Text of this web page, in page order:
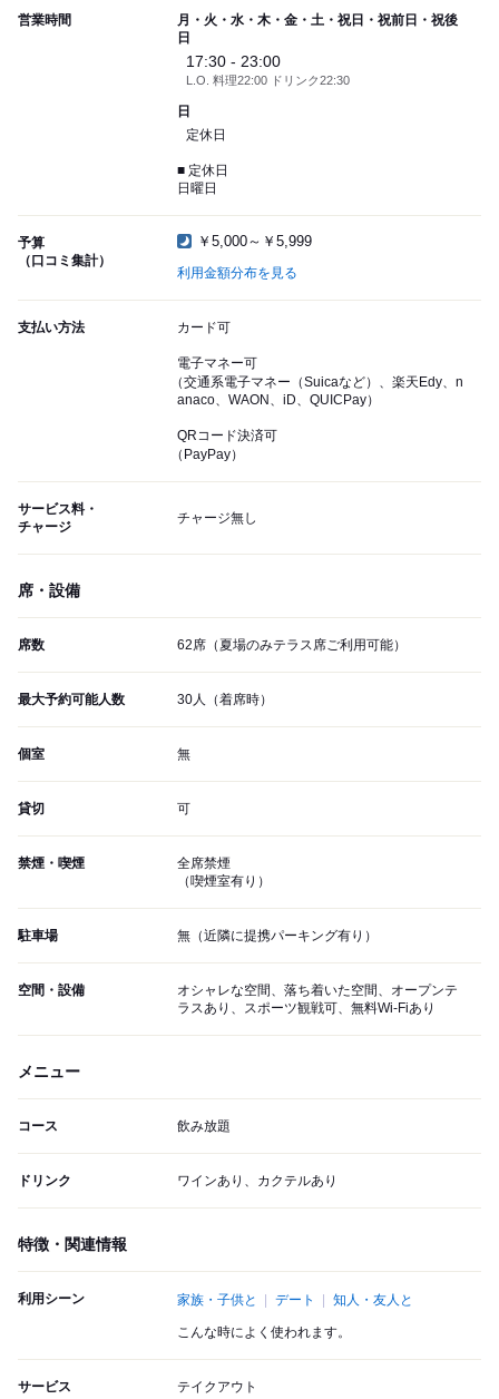
営業時間
月・火・水・木・金・土・祝日・祝前日・祝後
日
17:30 - 23:00
L.O. 料理22:00 ドリンク22:30
日
定休日
■ 定休日
日曜日
予算
（口コミ集計）
￥5,000～￥5,999
利用金額分布を見る
支払い方法 カード可
電子マネー可
（交通系電子マネー（Suicaなど）、楽天Edy、n
anaco、WAON、iD、QUICPay）
QRコード決済可
（PayPay）
サービス料・
チャージ
チャージ無し
席・設備
席数 62席（夏場のみテラス席ご利用可能）
最大予約可能人数 30人（着席時）
個室 無
貸切 可
禁煙・喫煙
全席禁煙
（喫煙室有り）
駐車場 無（近隣に提携パーキング有り）
空間・設備
オシャレな空間、落ち着いた空間、オープンテ
ラスあり、スポーツ観戦可、無料Wi-Fiあり
メニュー
コース 飲み放題
ドリンク ワインあり、カクテルあり
特徴・関連情報
利用シーン 家族・子供と デート 知人・友人と
こんな時によく使われます。
サービス テイクアウト